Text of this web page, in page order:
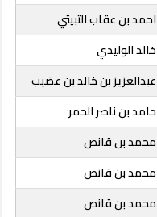
احمد بن عقاب الثبيتي
خالد الوليدي
عبدالعزيز بن خالد بن عضيب
حامد بن ناصر الحمر
محمد بن قانص
محمد بن قانص
محمد بن قانص